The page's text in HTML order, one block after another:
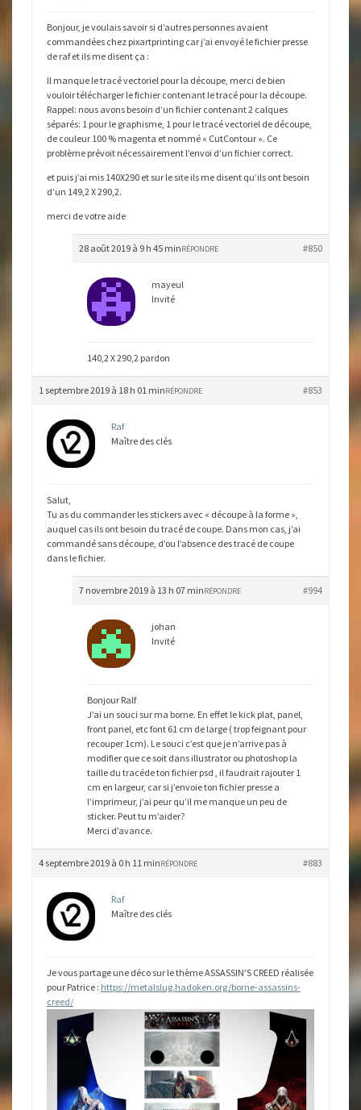
Bonjour, je voulais savoir si d’autres personnes avaient
commandées chez pixartprinting car j’ai envoyé le fichier presse
de raf et ils me disent ça :
Il manque le tracé vectoriel pour la découpe, merci de bien
vouloir télécharger le fichier contenant le tracé pour la découpe.
Rappel: nous avons besoin d’un fichier contenant 2 calques
séparés: 1 pour le graphisme, 1 pour le tracé vectoriel de découpe,
de couleur 100 % magenta et nommé « CutContour ». Ce
problème prévoit nécessairement l’envoi d’un fichier correct.
et puis j’ai mis 140X290 et sur le site ils me disent qu’ils ont besoin
d’un 149,2 X 290,2.
merci de votre aide
28 août 2019 à 9 h 45 min #850
RÉPONDRE
mayeul
Invité
140,2 X 290,2 pardon
1 septembre 2019 à 18 h 01 min #853
RÉPONDRE
Raf
Maître des clés
Salut,
Tu as du commander les stickers avec « découpe à la forme »,
auquel cas ils ont besoin du tracé de coupe. Dans mon cas, j’ai
commandé sans découpe, d’ou l’absence des tracé de coupe
dans le fichier.
7 novembre 2019 à 13 h 07 min #994
RÉPONDRE
johan
Invité
Bonjour Ralf
J’ai un souci sur ma borne. En effet le kick plat, panel,
front panel, etc font 61 cm de large ( trop feignant pour
recouper 1cm). Le souci c’est que je n’arrive pas à
modifier que ce soit dans illustrator ou photoshop la
taille du tracéde ton fichier psd , il faudrait rajouter 1
cm en largeur, car si j’envoie ton fichier presse a
l’imprimeur, j’ai peur qu’il me manque un peu de
sticker. Peut tu m’aider?
Merci d’avance.
4 septembre 2019 à 0 h 11 min #883
RÉPONDRE
Raf
Maître des clés
Je vous partage une déco sur le thème ASSASSIN’S CREED réalisée
pour Patrice : https://metalslug.hadoken.org/borne-assassins-
creed/